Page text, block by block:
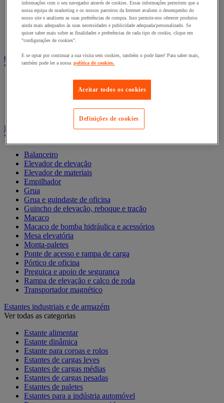
Carro para carga comprida e volumosa
Carros com espaldar fixo e taipal
Carros de preparação de encomendas
Reboque industrial
Serviço e Manipulação
Contentor móvel gradeado
Ver todas as categorias
Contentor móvel de segurança
Contentor móvel encaixável
Contentor móvel standard
Empilhador, Mesa Elevatória e Sistemas de Elevação
Ver todas as categorias
Balanceiro
Elevador de elevação
Elevador de materiais
Empilhador
Grua
Grua e guindaste de oficina
Guincho de elevação, reboque e tração
Macaco
Macaco de bomba hidráulica e acessórios
Mesa elevatória
Monta-paletes
Ponte de acesso e rampa de carga
Pórtico de oficina
Preguiça e apoio de segurança
Rampa de elevação e calço de roda
Transportador magnético
Estantes industriais e de armazém
Ver todas as categorias
Estante alimentar
Estante dinâmica
Estante para coroas e rolos
Estantes de cargas leves
Estantes de cargas médias
Estantes de cargas pesadas
Estantes de paletes
Estantes para a indústria automóvel
informações com o seu navegador através de cookies. Essas informações permitem que a
nossa equipa de marketing e os nossos parceiros da Internet avaliem o desempenho do
nosso site e analisem as suas preferências de compra. Isso permite-nos oferecer produtos
ainda mais adequados às suas necessidades e publicidade adequada/personalizado. Se
quiser saber mais sobre as finalidades e preferências de cada tipo de cookie, clique em
"configurações de cookies".
E se optar por continuar a sua visita sem cookies, também o pode fazer! Para saber mais,
também pode ler a nossa política de cookies.
Aceitar todos os cookies
Definições de cookies